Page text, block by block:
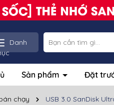
Danh
Sản phẩm Đặt
chạy USB 3.0 SanDisk